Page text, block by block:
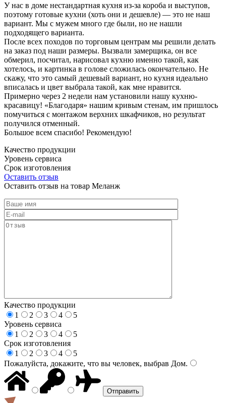
У нас в доме нестандартная кухня из-за короба и выступов,
поэтому готовые кухни (хоть они и дешевле) — это не наш
вариант. Мы с мужем много где были, но не нашли
подходящего варианта.
После всех походов по торговым центрам мы решили делать
на заказ под наши размеры. Вызвали замерщика, он все
обмерил, посчитал, нарисовал кухню именно такой, как
хотелось, и картинка в голове сложилась окончательно. Не
скажу, что это самый дешевый вариант, но кухня идеально
вписалась и цвет выбрала такой, как мне нравится.
Примерно через 2 недели нам установили нашу кухню-
красавицу! «Благодаря» нашим кривым стенам, им пришлось
помучиться с монтажом верхних шкафчиков, но результат
получился отменный.
Большое всем спасибо! Рекомендую!
Качество продукции
Уровень сервиса
Срок изготовления
Оставить отзыв
Оставить отзыв на товар Меланж
Качество продукции
1
2 3 4
5
Уровень сервиса
1
2 3 4
5
Срок изготовления
1
2 3 4
5
Пожалуйста, докажите, что вы человек, выбрав Дом.